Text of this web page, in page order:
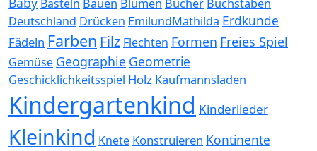
Basteln
Deutschland Drücken EmilundMathilda Erdkunde
Fädeln Farben Filz Flechten Formen Freies Spiel
Gemüse Geographie Geometrie
Geschicklichkeitsspiel Holz Kaufmannsladen
Kindergartenkind Kinderlieder
Kleinkind Knete Konstruieren Kontinente